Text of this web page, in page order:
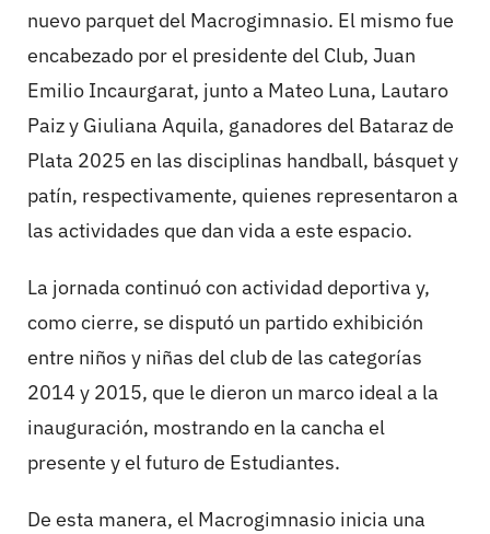
nuevo parquet del Macrogimnasio. El mismo fue
encabezado por el presidente del Club, Juan
Emilio Incaurgarat, junto a Mateo Luna, Lautaro
Paiz y Giuliana Aquila, ganadores del Bataraz de
Plata 2025 en las disciplinas handball, básquet y
patín, respectivamente, quienes representaron a
las actividades que dan vida a este espacio.
La jornada continuó con actividad deportiva y,
como cierre, se disputó un partido exhibición
entre niños y niñas del club de las categorías
2014 y 2015, que le dieron un marco ideal a la
inauguración, mostrando en la cancha el
presente y el futuro de Estudiantes.
De esta manera, el Macrogimnasio inicia una